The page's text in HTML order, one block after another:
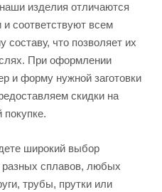
изделия отличаются
соответствуют всем
составу, что позволяет их
При оформлении
и форму нужной заготовки
скидки на
покупке.
широкий выбор
разных сплавов, любых
трубы, прутки или